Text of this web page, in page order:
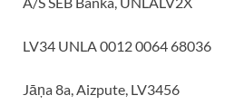
LV34 UNLA 0012 0064 68036
Jāņa 8a, Aizpute, LV3456